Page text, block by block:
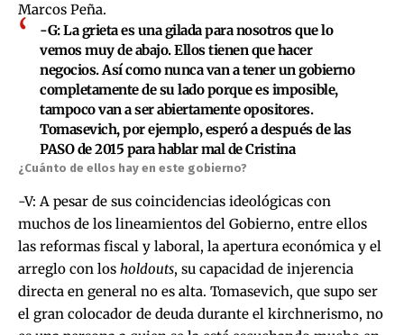
Marcos Peña.
-G:La grieta es una gilada para nosotros que lo
vemos muy de abajo.Ellos tienen que hacer
negocios.Así como nunca van a tener un gobierno
completamente de su lado porque es imposible,
tampoco van a ser abiertamente opositores.
Tomasevich, por ejemplo, esperó a después de las
PASO de 2015 para hablar mal de Cristina
¿Cuánto de ellos hay en este gobierno?
-V: A pesar de sus coincidencias ideológicas con
muchos de los lineamientos del Gobierno, entre ellos
las reformas fiscal y laboral, la apertura económica y el
arreglo con los holdouts, su capacidad de injerencia
directa en general no es alta. Tomasevich, que supo ser
el gran colocador de deuda durante el kirchnerismo, no